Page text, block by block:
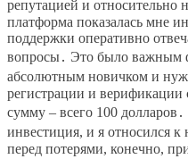
репутацией и
платформа показалась мне
поддержки оперативно
вопросы․ Это было важным
абсолютным новичком и
регистрации и
сумму – всего 100
инвестиция, и я относился
перед потерями, конечно,